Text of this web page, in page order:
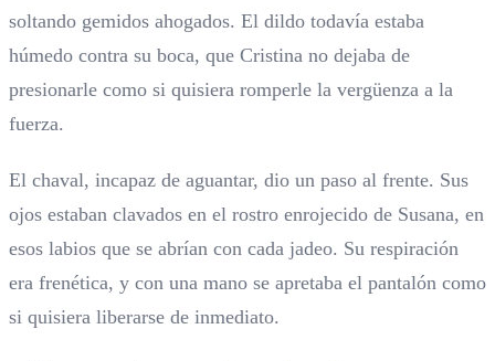
soltando gemidos ahogados. El dildo todavía estaba
húmedo contra su boca, que Cristina no dejaba de
presionarle como si quisiera romperle la vergüenza a la
fuerza.
El chaval, incapaz de aguantar, dio un paso al frente. Sus
ojos estaban clavados en el rostro enrojecido de Susana, en
esos labios que se abrían con cada jadeo. Su respiración
era frenética, y con una mano se apretaba el pantalón como
si quisiera liberarse de inmediato.